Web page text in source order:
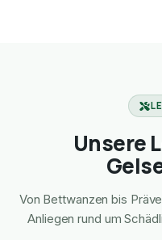
Unsere
Von Bettwanzen bis
Anliegen rund um